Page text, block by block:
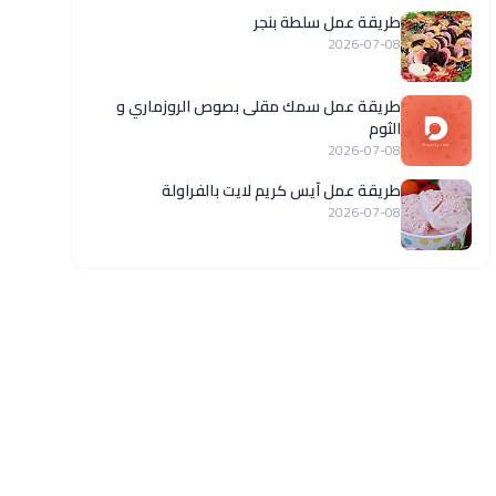
طريقة عمل سلطة بنجر
2026-07-08
طريقة عمل سمك مقلى بصوص الروزماري و
الثوم
2026-07-08
طريقة عمل آيس كريم لايت بالفراولة
2026-07-08